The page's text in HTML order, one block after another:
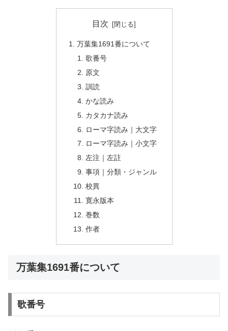
目次
万葉集1691番について
歌番号
原文
訓読
かな読み
カタカナ読み
ローマ字読み｜大文字
ローマ字読み｜小文字
左注｜左註
事項｜分類・ジャンル
校異
寛永版本
巻数
作者
万葉集1691番について
歌番号